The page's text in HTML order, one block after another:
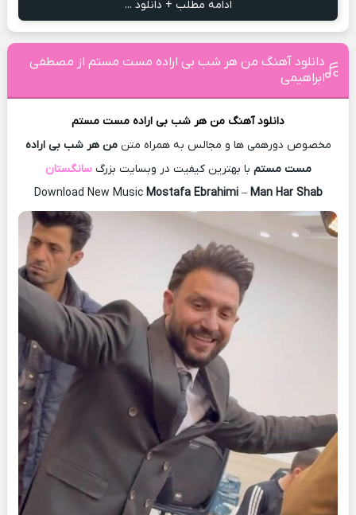
ادامه مطلب + دانلود ...
دانلود آهنگ من هر شب بی اراده مست مستم از مصطفی
ابراهیمی
دانلود آهنگ من هر شب بی اراده مست مستم
مخصوص دورهمی ها و مجالس به همراه متنمن هر شب بی اراده
مست مستم با بهترین کیفیت در وبسایت بزرگسانگستان
Download New Music Mostafa Ebrahimi– Man Har Shab